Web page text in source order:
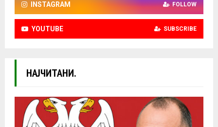
INSTAGRAM FOLLOW
YOUTUBE SUBSCRIBE
НАЈЧИТАНИ.